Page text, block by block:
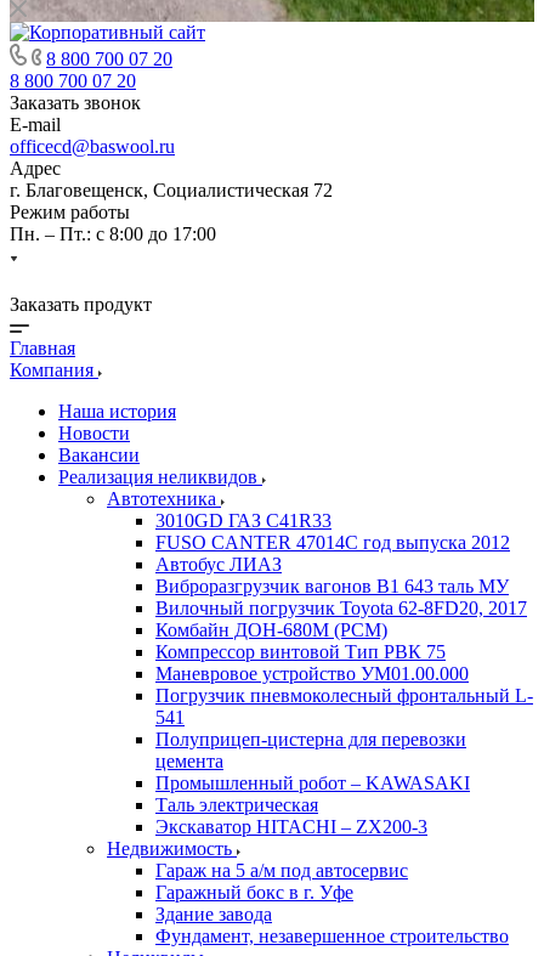
8 800 700 07 20
8 800 700 07 20
Заказать звонок
E-mail
officecd@baswool.ru
Адрес
г. Благовещенск, Социалистическая 72
Режим работы
Пн. – Пт.: с 8:00 до 17:00
Заказать продукт
Главная
Компания
Наша история
Новости
Вакансии
Реализация неликвидов
Автотехника
3010GD ГАЗ С41R33
FUSO CANTER 47014C год выпуска 2012
Автобус ЛИАЗ
Виброразгрузчик вагонов В1 643 таль МУ
Вилочный погрузчик Toyota 62-8FD20, 2017
Комбайн ДОН-680М (РСМ)
Компрессор винтовой Тип РВК 75
Маневровое устройство УМ01.00.000
Погрузчик пневмоколесный фронтальный L-
541
Полуприцеп-цистерна для перевозки
цемента
Промышленный робот – KAWASAKI
Таль электрическая
Экскаватор HITACHI – ZX200-3
Недвижимость
Гараж на 5 а/м под автосервис
Гаражный бокс в г. Уфе
Здание завода
Фундамент, незавершенное строительство